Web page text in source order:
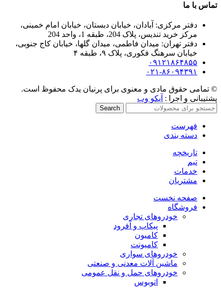
تماس با ما
دفتر مرکزی: آبادان، خیابان دبستان، خیابان امام خمینی،
مرکز خرید تندیس، پلاک 204، طبقه 1، واحد 204
دفتر تهران: میدان فاطمی، میدان گلها، خیابان کاج جنوبی،
خیابان سرهنگ فکوری، پلاک ۹، طبقه ۴
۰۹۱۲۱۸۶۴۸۵۵
۰۲۱-۸۶۰۹۴۳۹۱
© تمامی حقوق مادی و معنوی برای پرنیان یدک محفوظ است.
پشتیبانی و اجرا : آیکو وب
Search
فهرست
دسته بندی
تاریخچه
تیم
خدمات
مشتریان
صفحه نخست
فروشگاه
خودروهای تجاری
پیکاپ و آفرود
کامیون
کامیونت
خودروهای سواری
ماشین آلات معدنی و صنعتی
خودروهای حمل و نقل عمومی
اتوبوس